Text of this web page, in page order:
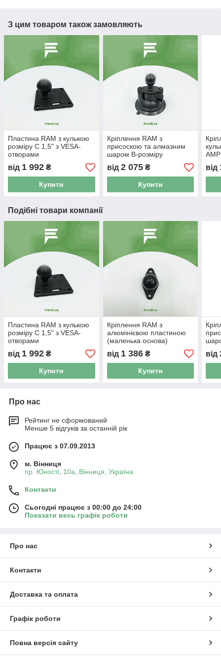
З цим товаром також замовляють
Пластина RAM з кулькою
розміру C 1,5" з VESA-
отворами
від 1 992 ₴
Купити
Кріплення RAM з
присоскою та алмазним
шаром B-розміру
від 2 075₴
Купити
від
Подібні товари компанії
Пластина RAM з кулькою
розміру C 1,5" з VESA-
отворами
від 1 992 ₴
Купити
Кріплення RAM з
алюмінієвою пластиною
(маленька основа)
від 1 386₴
Купити
від
Про нас
Рейтинг не сформований
Менше 5 відгуків за останній рік
Працює з 07.09.2013
м. Вінниця
пр. Юності, 10a, Вінниця, Україна
Контакти
Сьогодні працює з 00:00 до 24:00
Показати весь графік роботи
Про нас
Контакти
Доставка та оплата
Графік роботи
Повна версія сайту